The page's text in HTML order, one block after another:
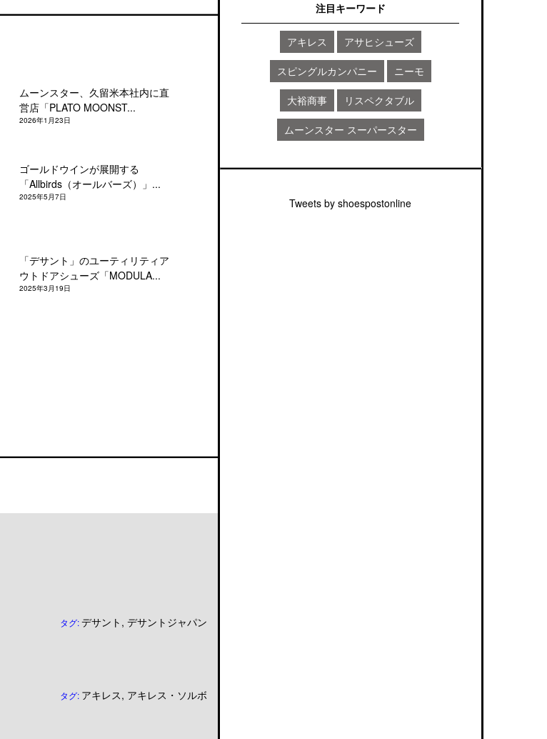
ムーンスター、久留米本社内に直
営店「PLATO MOONST...
2026年1月23日
ゴールドウインが展開する
「Allbirds（オールバーズ）」...
2025年5月7日
「デサント」のユーティリティア
ウトドアシューズ「MODULA...
2025年3月19日
タグ:デサント , デサントジャパン
タグ: アキレス, アキレス・ソルボ
注目キーワード
アキレス アサヒシューズ
スピングルカンパニー ニーモ
大裕商事 リスペクタブル
ムーンスター スーパースター
Tweets by shoespostonline